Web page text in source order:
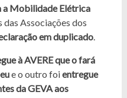
a Mobilidade Elétrica
Associações dos
em duplicado.
à AVERE que o fará
e o outro foientregue
da GEVA aos